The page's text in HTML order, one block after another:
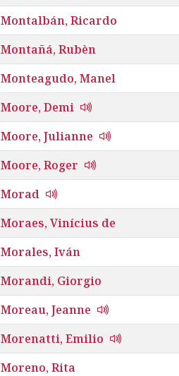
Montalbán, Ricardo
Montañá, Rubèn
Monteagudo, Manel
Moore, Demi
Moore, Julianne
Moore, Roger
Morad
Moraes, Vinícius de
Morales, Iván
Morandi, Giorgio
Moreau, Jeanne
Morenatti, Emilio
Moreno, Rita